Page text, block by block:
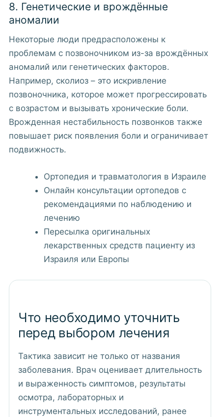
8. Генетические и врождённые
аномалии
Некоторые люди предрасположены к
проблемам с позвоночником из-за врождённых
аномалий или генетических факторов.
Например, сколиоз – это искривление
позвоночника, которое может прогрессировать
с возрастом и вызывать хронические боли.
Врожденная нестабильность позвонков также
повышает риск появления боли и ограничивает
подвижность.
Ортопедия и травматология в Израиле
Онлайн консультации ортопедов с
рекомендациями по наблюдению и
лечению
Пересылка оригинальных
лекарственных средств пациенту из
Израиля или Европы
Что необходимо уточнить
перед выбором лечения
Тактика зависит не только от названия
заболевания. Врач оценивает длительность
и выраженность симптомов, результаты
осмотра, лабораторных и
инструментальных исследований, ранее